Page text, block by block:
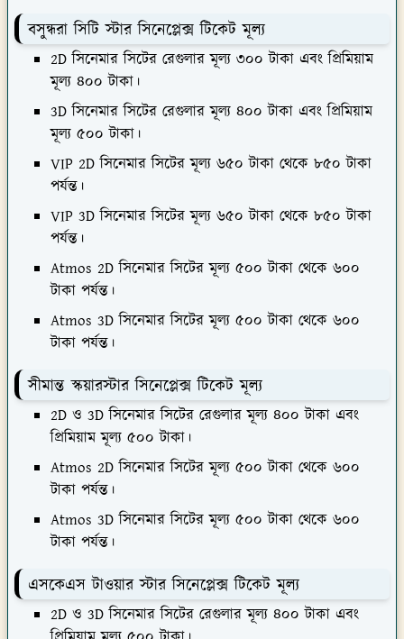
বসুন্ধরা সিটি স্টার সিনেপ্লেক্স টিকেট মূল্য
2D সিনেমার সিটের রেগুলার মূল্য ৩০০ টাকা এবং প্রিমিয়াম
মূল্য ৪০০ টাকা।
3D সিনেমার সিটের রেগুলার মূল্য ৪০০ টাকা এবং প্রিমিয়াম
মূল্য ৫০০ টাকা।
VIP 2D সিনেমার সিটের মূল্য ৬৫০ টাকা থেকে ৮৫০ টাকা
পর্যন্ত।
VIP 3D সিনেমার সিটের মূল্য ৬৫০ টাকা থেকে ৮৫০ টাকা
পর্যন্ত।
Atmos 2D সিনেমার সিটের মূল্য ৫০০ টাকা থেকে ৬০০
টাকা পর্যন্ত।
Atmos 3D সিনেমার সিটের মূল্য ৫০০ টাকা থেকে ৬০০
টাকা পর্যন্ত।
সীমান্ত স্কয়ারস্টার সিনেপ্লেক্স টিকেট মূল্য
2D ও 3D সিনেমার সিটের রেগুলার মূল্য ৪০০ টাকা এবং
প্রিমিয়াম মূল্য ৫০০ টাকা।
Atmos 2D সিনেমার সিটের মূল্য ৫০০ টাকা থেকে ৬০০
টাকা পর্যন্ত।
Atmos 3D সিনেমার সিটের মূল্য ৫০০ টাকা থেকে ৬০০
টাকা পর্যন্ত।
এসকেএস টাওয়ার স্টার সিনেপ্লেক্স টিকেট মূল্য
2D ও 3D সিনেমার সিটের রেগুলার মূল্য ৪০০ টাকা এবং